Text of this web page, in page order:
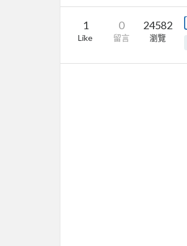
1
Like
0
留言
24582
瀏覽